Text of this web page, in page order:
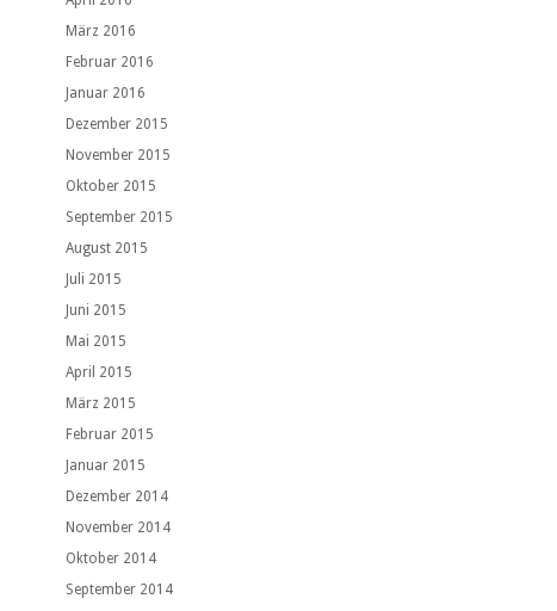
März 2016
Februar 2016
Januar 2016
Dezember 2015
November 2015
Oktober 2015
September 2015
August 2015
Juli 2015
Juni 2015
Mai 2015
April 2015
März 2015
Februar 2015
Januar 2015
Dezember 2014
November 2014
Oktober 2014
September 2014